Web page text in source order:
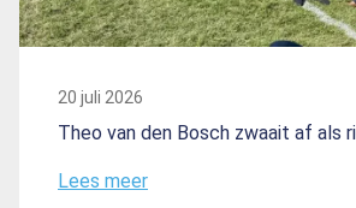
20 juli 2026
Theo van den Bosch zwaait af als
Lees meer